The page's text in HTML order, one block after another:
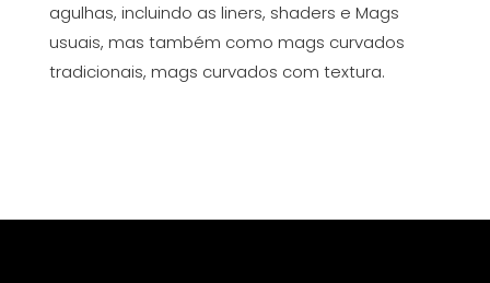
agulhas, incluindo as liners, shaders e Mags
usuais, mas também como mags curvados
tradicionais, mags curvados com textura.